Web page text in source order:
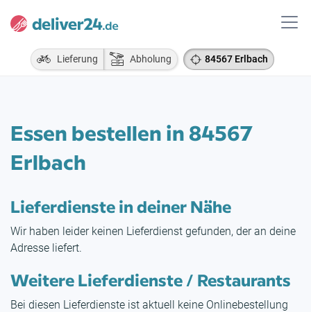
Lieferung Abholung 84567 Erlbach
Essen bestellen in 84567
Erlbach
Lieferdienste in deiner Nähe
Wir haben leider keinen Lieferdienst gefunden, der an deine
Adresse liefert.
Weitere Lieferdienste / Restaurants
Bei diesen Lieferdienste ist aktuell keine Onlinebestellung